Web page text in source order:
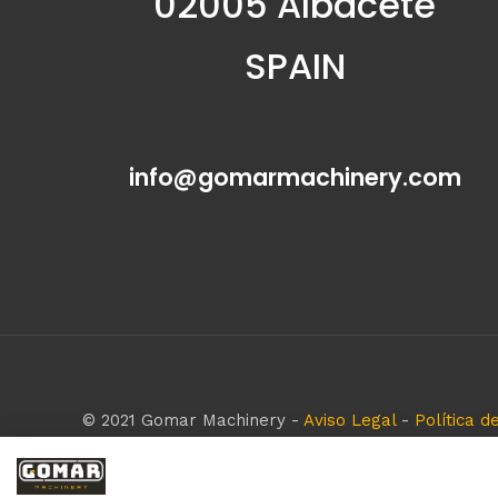
SPAIN
info@gomarmachinery.com
© 2021 Gomar Machinery -Aviso Legal- Política
empresa respeta todos los derechos de marca